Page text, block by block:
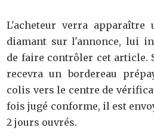
L'acheteur verra
diamant sur l'annonce, lui
de faire contrôler cet article.
recevra un bordereau
colis vers le centre de
fois jugé conforme, il est
2 jours ouvrés.